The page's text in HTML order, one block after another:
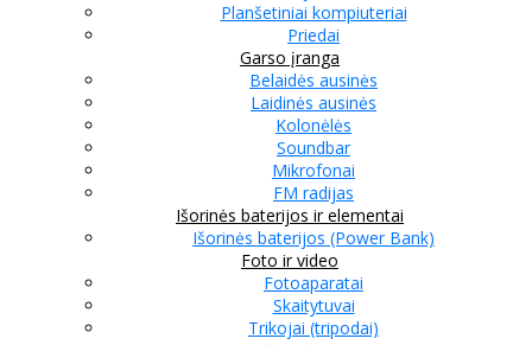
Planšetiniai kompiuteriai
Priedai
Garso įranga
Belaidės ausinės
Laidinės ausinės
Kolonėlės
Soundbar
Mikrofonai
FM radijas
Išorinės baterijos ir elementai
Išorinės baterijos (Power Bank)
Foto ir video
Fotoaparatai
Skaitytuvai
Trikojai (tripodai)